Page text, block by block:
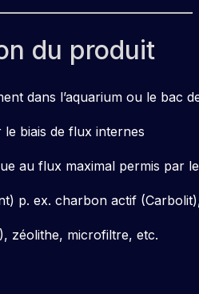
du produit
dans l’aquarium ou le bac
biais de flux internes
au flux maximal permis par
p. ex. charbon actif
zéolithe, microfiltre, etc.